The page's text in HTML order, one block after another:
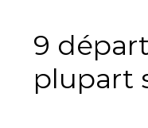
9
plupart